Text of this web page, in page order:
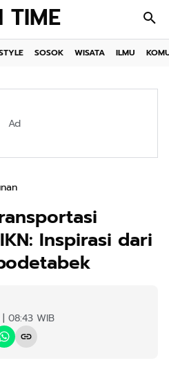
TIME
SOSOK WISATA ILMU
Ad
Inspirasi dari
08:43 WIB